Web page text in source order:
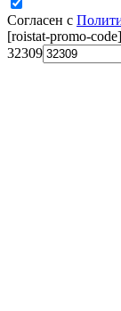
Согласен с
[roistat-promo-code]
32309